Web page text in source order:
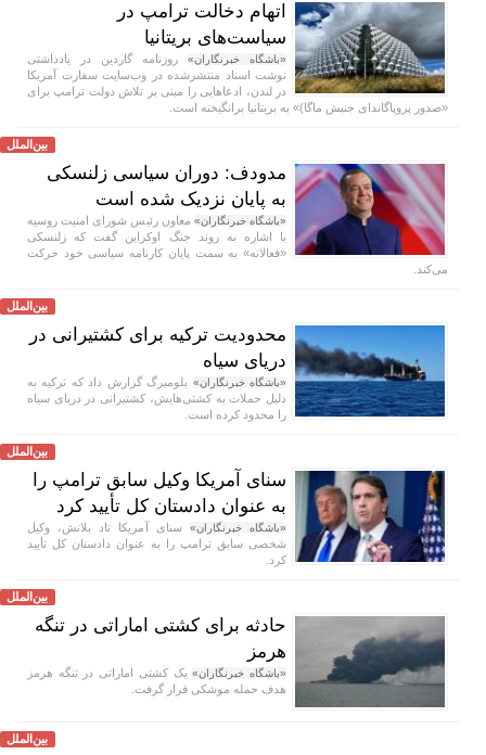
اتهام دخالت ترامپ در
سیاست‌های بریتانیا
«باشگاه خبرنگاران» روزنامه گاردین در یادداشتی
نوشت اسناد منتشرشده در وب‌سایت سفارت آمریکا
در لندن، ادعا‌هایی را مبنی بر تلاش دولت ترامپ برای
«صدور پروپاگاندای جنبش ماگا)» به بریتانیا برانگیخته است.
بین‌الملل
مدودف: دوران سیاسی زلنسکی
به پایان نزدیک شده است
«باشگاه خبرنگاران» معاون رئیس شورای امنیت روسیه
با اشاره به روند جنگ اوکراین گفت که زلنسکی
«فعالانه» به سمت پایان کارنامه سیاسی خود حرکت
می‌کند.
بین‌الملل
محدودیت ترکیه برای کشتیرانی در
دریای سیاه
«باشگاه خبرنگاران» بلومبرگ گزارش داد که ترکیه به
دلیل حملات به کشتی‌هایش، کشتیرانی در دریای سیاه
را محدود کرده است.
بین‌الملل
سنای آمریکا وکیل سابق ترامپ را
به عنوان دادستان کل تأیید کرد
«باشگاه خبرنگاران» سنای آمریکا تاد بلانش، وکیل
شخصی سابق ترامپ را به عنوان دادستان کل تأیید
کرد.
بین‌الملل
حادثه برای کشتی اماراتی در تنگه
هرمز
«باشگاه خبرنگاران»یک کشتی اماراتی در تنگه هرمز
هدف حمله موشکی قرار گرفت.
بین‌الملل